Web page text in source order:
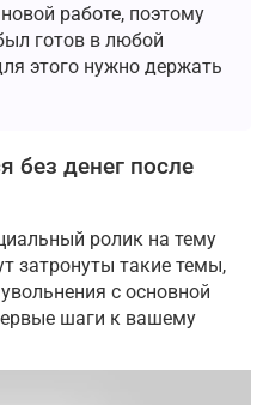
работе, поэтому
готов в любой
этого нужно держать
без денег после
ролик на тему
затронуты такие темы,
с основной
шаги к вашему